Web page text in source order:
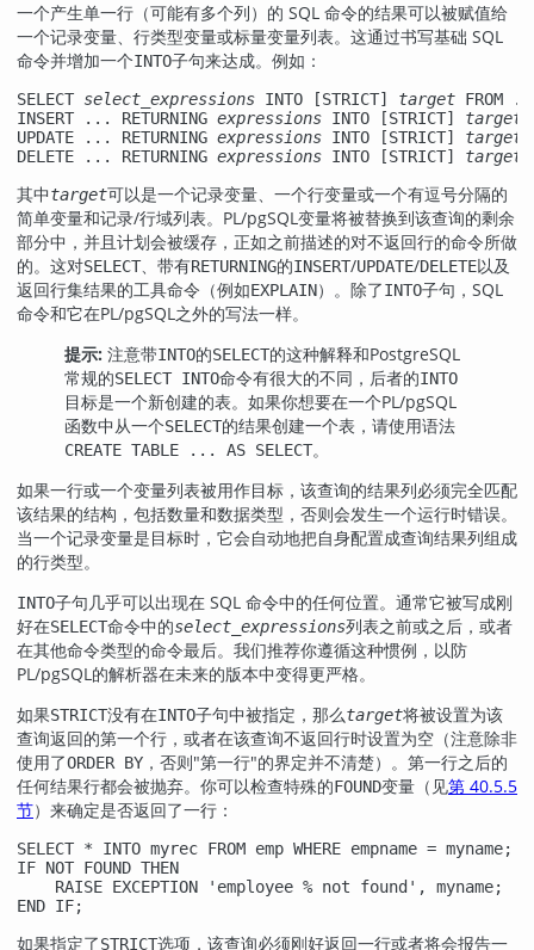
一个产生单一行（可能有多个列）的 SQL 命令的结果可以被赋值给
一个记录变量、行类型变量或标量变量列表。这通过书写基础 SQL
命令并增加一个INTO子句来达成。例如：
SELECT select_expressions INTO [STRICT] target FROM
INSERT ... RETURNING expressions INTO [STRICT] target
UPDATE ... RETURNING expressions INTO [STRICT] target
DELETE ... RETURNING expressions INTO [STRICT] target
其中target可以是一个记录变量、一个行变量或一个有逗号分隔的
简单变量和记录/行域列表。 PL/pgSQL变量将被替换到该查询的剩余
部分中，并且计划会被缓存，正如之前描述的对不返回行的命令所做
的。这对SELECT、带有RETURNING的INSERT/UPDATE/DELETE以及
返回行集结果的工具命令（例如EXPLAIN）。除了INTO子句，SQL
命令和它在PL/pgSQL之外的写法一样。
提示: 注意带INTO的SELECT的这种解释和PostgreSQL
常规的SELECT INTO命令有很大的不同，后者的INTO
目标是一个新创建的表。如果你想要在一个PL/pgSQL
函数中从一个SELECT的结果创建一个表，请使用语法
CREATE TABLE ... AS SELECT。
如果一行或一个变量列表被用作目标，该查询的结果列必须完全匹配
该结果的结构，包括数量和数据类型，否则会发生一个运行时错误。
当一个记录变量是目标时，它会自动地把自身配置成查询结果列组成
的行类型。
INTO子句几乎可以出现在 SQL 命令中的任何位置。通常它被写成刚
好在SELECT命令中的select_expressions列表之前或之后，或者
在其他命令类型的命令最后。我们推荐你遵循这种惯例，以防
PL/pgSQL的解析器在未来的版本中变得更严格。
如果STRICT没有在INTO子句中被指定，那么target将被设置为该
查询返回的第一个行，或者在该查询不返回行时设置为空（注意除非
使用了ORDER BY ，否则"第一行"的界定并不清楚）。第一行之后的
任何结果行都会被抛弃。你可以检查特殊的FOUND变量（见第 40.5.5
节）来确定是否返回了一行：
SELECT * INTO myrec FROM emp WHERE empname = myname;
IF NOT FOUND THEN
    RAISE EXCEPTION 'employee % not found', myname;
END IF;
如果指定了STRICT选项，该查询必须刚好返回一行或者将会报告一